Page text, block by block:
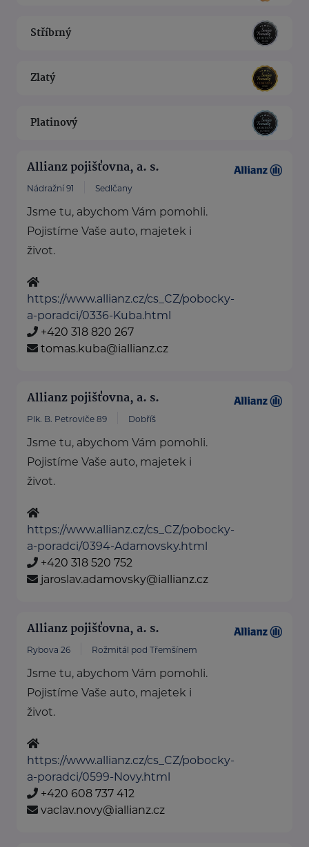
Stříbrný
Zlatý
Platinový
Allianz pojišťovna, a. s.
Nádražní 91 Sedlčany
Jsme tu, abychom Vám pomohli.
Pojistíme Vaše auto, majetek i
život.
https://www.allianz.cz/cs_CZ/pobocky-
a-poradci/0336-Kuba.html
+420 318 820 267
tomas.kuba@iallianz.cz
Allianz pojišťovna, a. s.
Plk. B. Petroviče 89 Dobříš
Jsme tu, abychom Vám pomohli.
Pojistíme Vaše auto, majetek i
život.
https://www.allianz.cz/cs_CZ/pobocky-
a-poradci/0394-Adamovsky.html
+420 318 520 752
jaroslav.adamovsky@iallianz.cz
Allianz pojišťovna, a. s.
Rybova 26 Rožmitál pod Třemšínem
Jsme tu, abychom Vám pomohli.
Pojistíme Vaše auto, majetek i
život.
https://www.allianz.cz/cs_CZ/pobocky-
a-poradci/0599-Novy.html
+420 608 737 412
vaclav.novy@iallianz.cz